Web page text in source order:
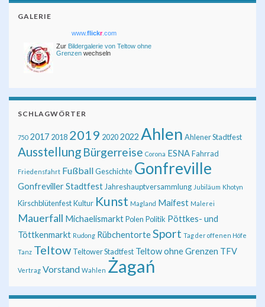
GALERIE
www.flickr.com
Zur Bildergalerie von Teltow ohne
Grenzen wechseln
SCHLAGWÖRTER
750 2017 2018 2019 20202022 Ahlen Ahlener Stadtfest
Ausstellung Bürgerreise Corona ESNAFahrrad
Friedensfahrt FußballGeschichte Gonfreville
Gonfreviller StadtfestJahreshauptversammlung Jubiläum Khotyn
KirschblütenfestKultur Kunst Magland Maifest Malerei
Mauerfall MichaelismarktPolen Politik Pöttkes- und
Töttkenmarkt Rudong RübchentorteSport Tag der offenen Höfe
Tanz Teltow Teltower Stadtfest Teltow ohne Grenzen TFV
Vertrag Vorstand Wahlen Żagań